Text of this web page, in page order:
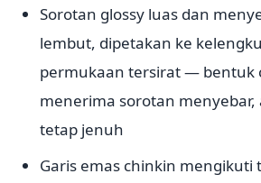
Sorotan glossy luas dan
lembut, dipetakan ke
permukaan tersirat — bentuk
menerima sorotan menyebar,
tetap jenuh
Garis emas chinkin mengikuti